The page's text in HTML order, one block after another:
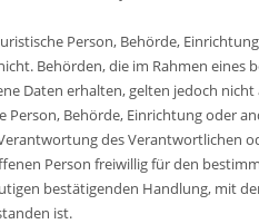
Person, Behörde,
Behörden, die im Rahmen
Daten erhalten, gelten jedoch nicht
Behörde, Einrichtung oder
des Verantwortlichen
Person freiwillig für den
bestätigenden Handlung, mit
ist.